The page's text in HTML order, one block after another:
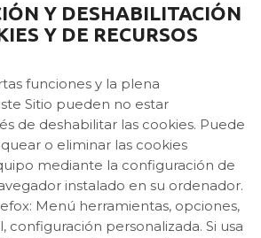
Y DESHABILITACIÓN
Y DE RECURSOS
funciones y la plena
Sitio pueden no estar
de deshabilitar las cookies. Puede
o eliminar las cookies
mediante la configuración de
instalado en su ordenador.
Menú herramientas, opciones,
configuración personalizada. Si usa